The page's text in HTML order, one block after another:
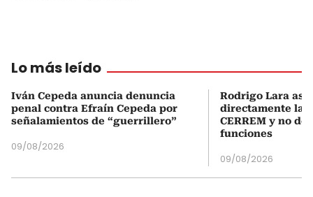
Lo más leído
Iván Cepeda anuncia denuncia
penal contra Efraín Cepeda por
señalamientos de “guerrillero”
09/08/2026
Rodrigo Lara
directamente la
CERREM y no
funciones
09/08/2026